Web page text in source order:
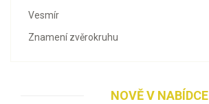
Vesmír
Znamení zvěrokruhu
NOVĚ V NABÍDCE